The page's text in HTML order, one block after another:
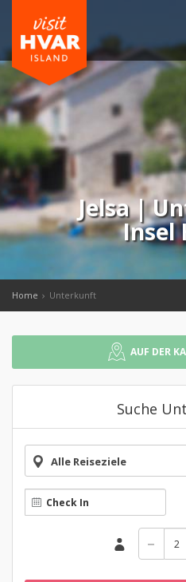
Jelsa |
Insel
Home Unterkunft
AUF DER
Suche
Alle Reiseziele